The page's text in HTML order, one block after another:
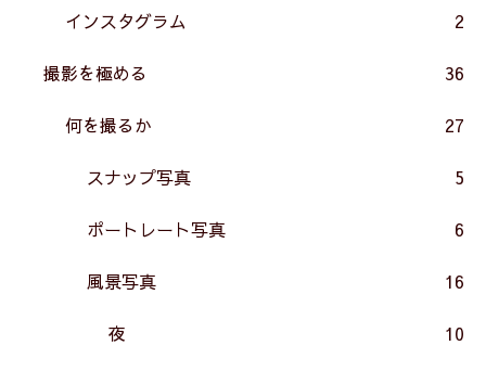
インスタグラム 2
撮影を極める 36
何を撮るか 27
スナップ写真 5
ポートレート写真 6
風景写真 16
夜 10